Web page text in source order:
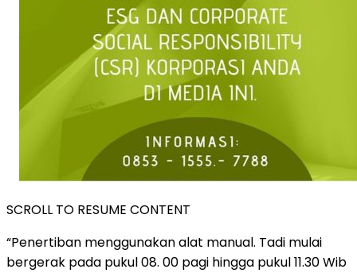
SCROLL TO RESUME CONTENT
“Penertiban menggunakan alat manual. Tadi mulai
bergerak pada pukul 08. 00 pagi hingga pukul 11.30 Wib